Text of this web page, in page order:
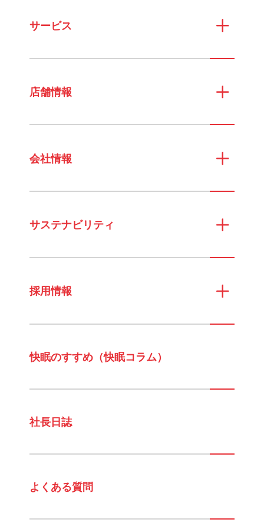
サービス
店舗情報
会社情報
サステナビリティ
採用情報
快眠のすすめ（快眠コラム）
社長日誌
よくある質問